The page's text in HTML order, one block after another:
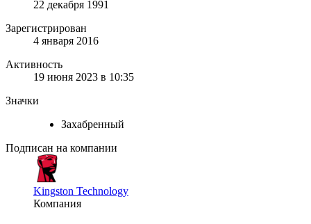
22 декабря 1991
Зарегистрирован
4 января 2016
Активность
19 июня 2023 в 10:35
Значки
Захабренный
Подписан на компании
Kingston Technology
Компания